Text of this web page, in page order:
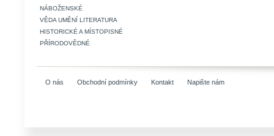
NÁBOŽENSKÉ
VĚDA UMĚNÍ LITERATURA
HISTORICKÉ A MÍSTOPISNÉ
PŘÍRODOVĚDNÉ
O nás Obchodní podmínky Kontakt Napište nám